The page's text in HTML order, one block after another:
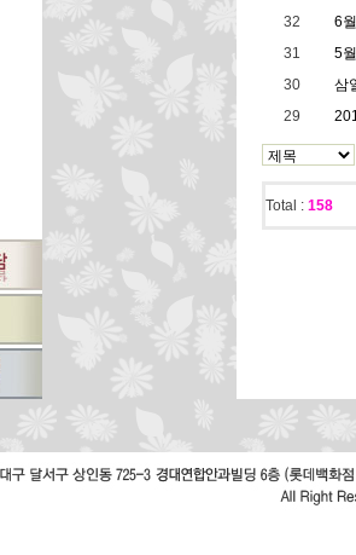
32
6
31
5
30
삼
29
Total : 158